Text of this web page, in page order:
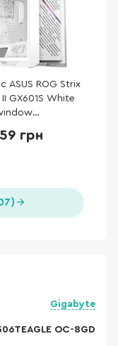
ASUS ROG Strix
II GX601S White
грн
Gigabyte
OC-8GD